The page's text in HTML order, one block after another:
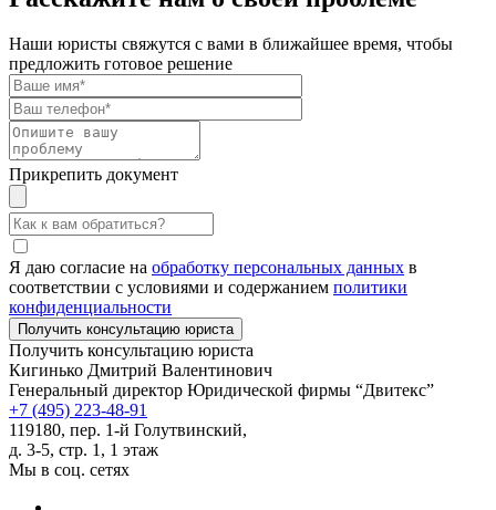
Наши юристы свяжутся с вами в ближайшее время, чтобы
предложить готовое решение
Прикрепить документ
Я даю согласие на обработку персональных данных в
соответствии с условиями и содержанием политики
конфиденциальности
Получить консультацию юриста
Кигинько Дмитрий Валентинович
Генеральный директор Юридической фирмы “Двитекс”
+7 (495) 223-48-91
119180, пер. 1-й Голутвинский,
д. 3-5, стр. 1, 1 этаж
Мы в соц. сетях